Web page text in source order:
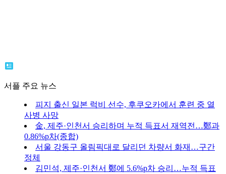
서플 주요 뉴스
피지 출신 일본 럭비 선수, 후쿠오카에서 훈련 중 열
사병 사망
金, 제주·인천서 승리하며 누적 득표서 재역전…鄭과
0.86%p차(종합)
서울 강동구 올림픽대로 달리던 차량서 화재…구간
정체
김민석, 제주·인천서 鄭에 5.6%p차 승리…누적 득표